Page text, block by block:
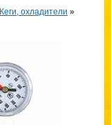
Кеги, охладители »